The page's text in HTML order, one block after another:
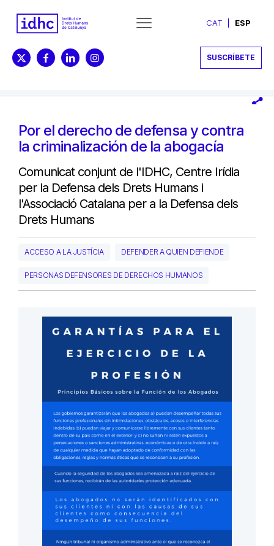
CAT ESP
SUSCRÍBETE
Por el derecho de defensa y contra
la criminalización de la abogacía
Comunicat conjunt de l'IDHC, Centre Irídia
per la Defensa dels Drets Humans i
l'Associació Catalana per a la Defensa dels
Drets Humans
ACCESO A LA JUSTÍCIA DEFENDER A QUIEN DEFIENDE
PERSONAS DEFENSORES DE DERECHOS HUMANOS